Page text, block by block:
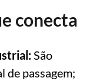
conecta
São
de passagem;